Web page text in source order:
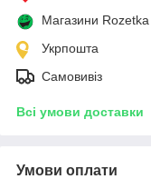
Магазини Rozetka
Укрпошта
Самовивіз
Всі умови доставки
Умови оплати